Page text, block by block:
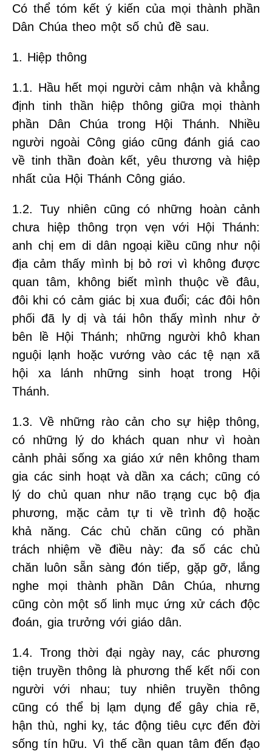
Có thể tóm kết ý kiến của mọi thành phần
Dân Chúa theo một số chủ đề sau.
1. Hiệp thông
1.1. Hầu hết mọi người cảm nhận và khẳng
định tinh thần hiệp thông giữa mọi thành
phần Dân Chúa trong Hội Thánh. Nhiều
người ngoài Công giáo cũng đánh giá cao
về tinh thần đoàn kết, yêu thương và hiệp
nhất của Hội Thánh Công giáo.
1.2. Tuy nhiên cũng có những hoàn cảnh
chưa hiệp thông trọn vẹn với Hội Thánh:
anh chị em di dân ngoại kiều cũng như nội
địa cảm thấy mình bị bỏ rơi vì không được
quan tâm, không biết mình thuộc về đâu,
đôi khi có cảm giác bị xua đuổi; các đôi hôn
phối đã ly dị và tái hôn thấy mình như ở
bên lề Hội Thánh; những người khô khan
nguội lạnh hoặc vướng vào các tệ nạn xã
hội xa lánh những sinh hoạt trong Hội
Thánh.
1.3. Về những rào cản cho sự hiệp thông,
có những lý do khách quan như vì hoàn
cảnh phải sống xa giáo xứ nên không tham
gia các sinh hoạt và dần xa cách; cũng có
lý do chủ quan như não trạng cục bộ địa
phương, mặc cảm tự ti về trình độ hoặc
khả năng. Các chủ chăn cũng có phần
trách nhiệm về điều này: đa số các chủ
chăn luôn sẵn sàng đón tiếp, gặp gỡ, lắng
nghe mọi thành phần Dân Chúa, nhưng
cũng còn một số linh mục ứng xử cách độc
đoán, gia trưởng với giáo dân.
1.4. Trong thời đại ngày nay, các phương
tiện truyền thông là phương thế kết nối con
người với nhau; tuy nhiên truyền thông
cũng có thể bị lạm dụng để gây chia rẽ,
hận thù, nghi kỵ, tác động tiêu cực đến đời
sống tín hữu. Vì thế cần quan tâm đến đạo